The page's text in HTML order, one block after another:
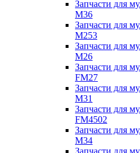
Запчасти для
M36
Запчасти для
M253
Запчасти для
M26
Запчасти для
FM27
Запчасти для
M31
Запчасти для
FM4502
Запчасти для
M34
Запчасти для